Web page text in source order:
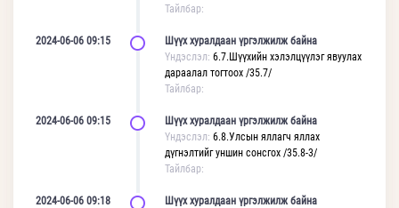
Тайлбар:
2024-06-06 09:15
Шүүх хуралдаан үргэлжилж байна
Үндэслэл: 6.7.Шүүхийн хэлэлцүүлэг явуулах
дараалал тогтоох /35.7/
Тайлбар:
2024-06-06 09:15
Шүүх хуралдаан үргэлжилж байна
Үндэслэл: 6.8.Улсын яллагч яллах
дүгнэлтийг уншин сонсгох /35.8-3/
Тайлбар:
2024-06-06 09:18
Шүүх хуралдаан үргэлжилж байна